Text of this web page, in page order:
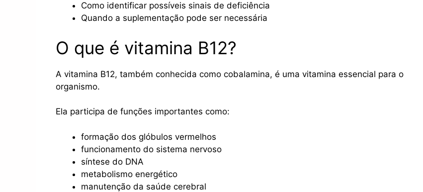
Como identificar possíveis sinais de deficiência
Quando a suplementação pode ser necessária
O que é vitamina B12?
A vitamina B12, também conhecida como cobalamina, é uma vitamina essencial para o
organismo.
Ela participa de funções importantes como:
formação dos glóbulos vermelhos
funcionamento do sistema nervoso
síntese do DNA
metabolismo energético
manutenção da saúde cerebral